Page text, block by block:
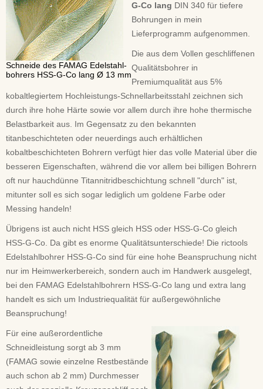
Schneide des FAMAG Edelstahl-
bohrers HSS-G-Co lang Ø 13 mm
G-Co lang DIN 340 für tiefere
Bohrungen in mein
Lieferprogramm aufgenommen.
Die aus dem Vollen geschliffenen
Qualitätsbohrer in
Premiumqualität aus 5%
kobaltlegiertem Hochleistungs-Schnellarbeitsstahl zeichnen sich
durch ihre hohe Härte sowie vor allem durch ihre hohe thermische
Belastbarkeit aus. Im Gegensatz zu den bekannten
titanbeschichteten oder neuerdings auch erhältlichen
kobaltbeschichteten Bohrern verfügt hier das volle Material über die
besseren Eigenschaften, während die vor allem bei billigen Bohrern
oft nur hauchdünne Titannitridbeschichtung schnell "durch" ist,
mitunter soll es sich sogar lediglich um goldene Farbe oder
Messing handeln!
Übrigens ist auch nicht HSS gleich HSS oder HSS-G-Co gleich
HSS-G-Co. Da gibt es enorme Qualitätsunterschiede! Die rictools
Edelstahlbohrer HSS-G-Co sind für eine hohe Beanspruchung nicht
nur im Heimwerkerbereich, sondern auch im Handwerk ausgelegt,
bei den FAMAG Edelstahlbohrern HSS-G-Co lang und extra lang
handelt es sich um Industriequalität für außergewöhnliche
Beanspruchung!
Für eine außerordentliche
Schneidleistung sorgt ab 3 mm
(FAMAG sowie einzelne Restbestände
auch schon ab 2 mm) Durchmesser